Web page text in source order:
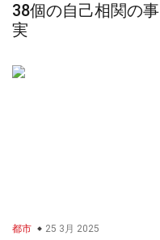
38個の自己相関の事
実
都市 25 3月 2025